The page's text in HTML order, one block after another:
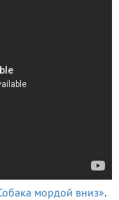
мордой вниз».